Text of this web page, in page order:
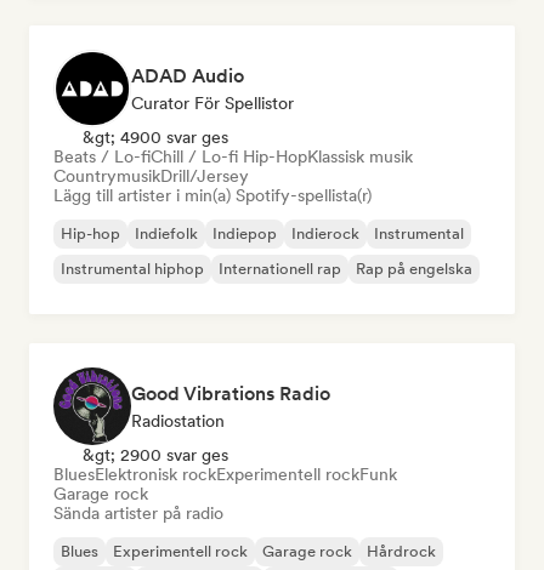
ADAD Audio
Curator För Spellistor
&gt; 4900 svar ges
Beats / Lo-fiChill / Lo-fi Hip-HopKlassisk musik
CountrymusikDrill/Jersey
Lägg till artister i min(a) Spotify-spellista(r)
Hip-hop Indiefolk Indiepop Indierock
Instrumental
Instrumental hiphop
Internationell rap Rap på engelska
Good Vibrations Radio
Radiostation
&gt; 2900 svar ges
BluesElektronisk rockExperimentell rockFunk
Garage rock
Sända artister på radio
Blues Experimentell rock Garage rock
Hårdrock